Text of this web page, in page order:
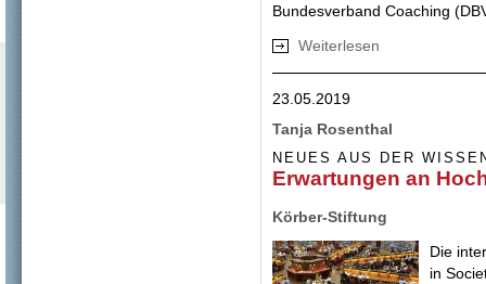
Bundesverband Coaching
Weiterlesen
23.05.2019
Tanja Rosenthal
NEUES AUS DER
Erwartungen an
Körber-Stiftung
Die
in